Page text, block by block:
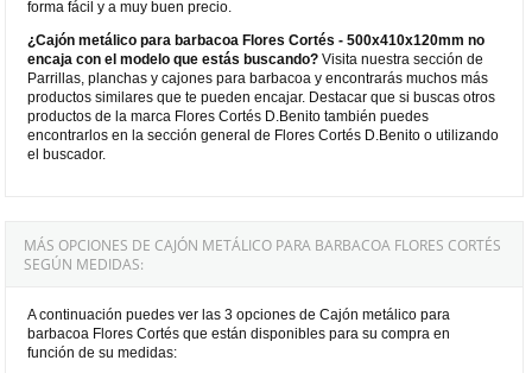
forma fácil y a muy buen precio.
¿Cajón metálico para barbacoa Flores Cortés - 500x410x120mm no
encaja con el modelo que estás buscando? Visita nuestra sección de
Parrillas, planchas y cajones para barbacoa y encontrarás muchos más
productos similares que te pueden encajar. Destacar que si buscas otros
productos de la marca Flores Cortés D.Benito también puedes
encontrarlos en la sección general de Flores Cortés D.Benito o utilizando
el buscador.
MÁS OPCIONES DE CAJÓN METÁLICO PARA BARBACOA FLORES CORTÉS
SEGÚN MEDIDAS:
A continuación puedes ver las 3 opciones de Cajón metálico para
barbacoa Flores Cortés que están disponibles para su compra en
función de su medidas: